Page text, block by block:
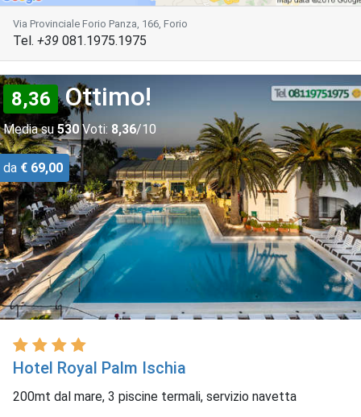
Via Provinciale Forio Panza, 166, Forio
Tel. +39 081.1975.1975
8,36 Ottimo!
Media su 530 Voti: 8,36/10
da € 69,00
Hotel Royal Palm Ischia
200mt dal mare, 3 piscine termali, servizio navetta